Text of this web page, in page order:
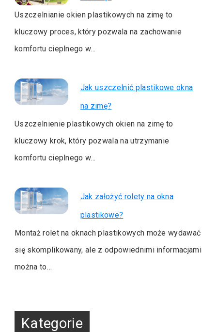
Uszczelnianie okien plastikowych na zimę to
kluczowy proces, który pozwala na zachowanie
komfortu cieplnego w…
Jak uszczelnić plastikowe okna
na zimę?
Uszczelnienie plastikowych okien na zimę to
kluczowy krok, który pozwala na utrzymanie
komfortu cieplnego w…
Jak założyć rolety na okna
plastikowe?
Montaż rolet na oknach plastikowych może wydawać
się skomplikowany, ale z odpowiednimi informacjami
można to…
Kategorie